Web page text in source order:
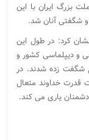
بزرگ ایران با این
شگفتی آنان شد.
کرد: در طول این
و دیپلماسی کشور و
شگفت زده شدند. در
قدرت خداوند متعال
یاری می کند.